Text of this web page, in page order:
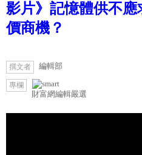
影片》記憶體供不
價商機？
撰文者 編輯部
專欄
財富網編輯嚴選